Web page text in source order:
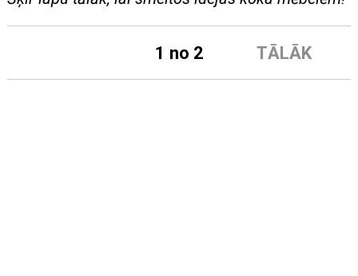
TĀLĀK
1 no 2